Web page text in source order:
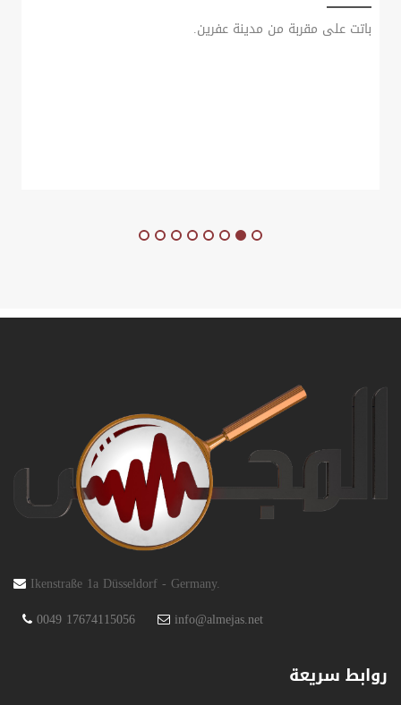
باتت على مقربة من مدينة عفرين.
Ikenstraße 1a Düsseldorf - Germany.
0049 17674115056
info@almejas.net
روابط سريعة